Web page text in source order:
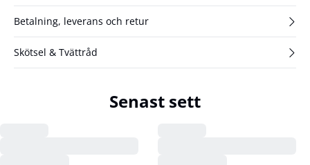
Betalning, leverans och retur
Skötsel & Tvättråd
Senast sett